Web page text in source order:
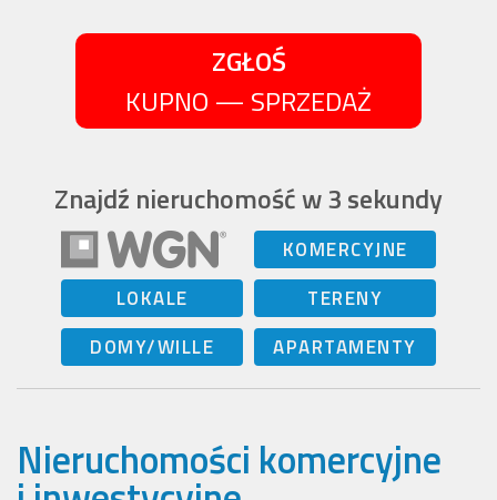
ZGŁOŚ
KUPNO — SPRZEDAŻ
Znajdź nieruchomość w 3 sekundy
KOMERCYJNE
LOKALE
TERENY
DOMY/WILLE
APARTAMENTY
Nieruchomości komercyjne